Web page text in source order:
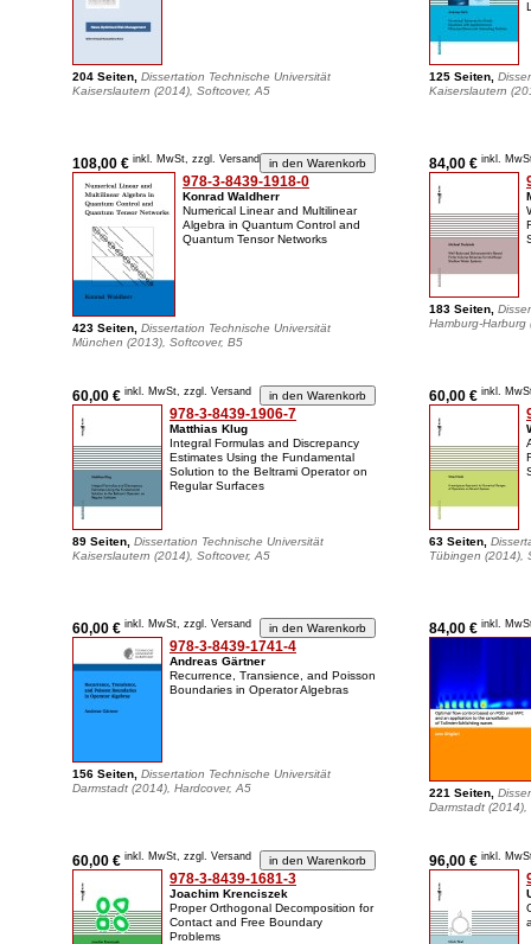
204 Seiten, Dissertation Technische Universität
Kaiserslautern (2014), Softcover, A5
108,00 € inkl. MwSt, zzgl. Versand
978-3-8439-1918-0
Konrad Waldherr
Numerical Linear and Multilinear
Algebra in Quantum Control and
Quantum Tensor Networks
423 Seiten, Dissertation Technische Universität
München (2013), Softcover, B5
60,00 € inkl. MwSt, zzgl. Versand
978-3-8439-1906-7
Matthias Klug
Integral Formulas and Discrepancy
Estimates Using the Fundamental
Solution to the Beltrami Operator on
Regular Surfaces
89 Seiten, Dissertation Technische Universität
Kaiserslautern (2014), Softcover, A5
60,00 € inkl. MwSt, zzgl. Versand
978-3-8439-1741-4
Andreas Gärtner
Recurrence, Transience, and Poisson
Boundaries in Operator Algebras
156 Seiten, Dissertation Technische Universität
Darmstadt (2014), Hardcover, A5
60,00 € inkl. MwSt, zzgl. Versand
978-3-8439-1681-3
Joachim Krenciszek
Proper Orthogonal Decomposition for
Contact and Free Boundary
Problems
125 Seiten,
Kaiserslautern
84,00 € inkl.
183 Seiten,
Hamburg-
60,00 € inkl.
63 Seiten,
Tübingen (2014),
84,00 € inkl.
221 Seiten,
Darmstadt (2014),
96,00 € inkl.